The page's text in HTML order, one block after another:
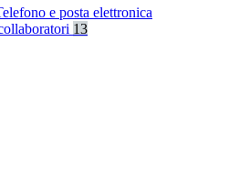
e posta elettronica
13